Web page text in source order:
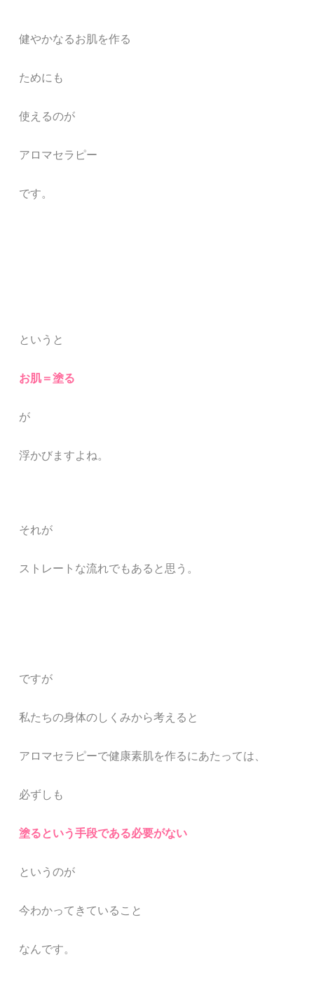
健やかなるお肌を作る
ためにも
使えるのが
アロマセラピー
です。
というと
お肌＝塗る
が
浮かびますよね。
それが
ストレートな流れでもあると思う。
ですが
私たちの身体のしくみから考えると
アロマセラピーで健康素肌を作るにあたっては、
必ずしも
塗るという手段である必要がない
というのが
今わかってきていること
なんです。